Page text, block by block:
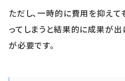
ただし、一時的に費用を抑えて
ってしまうと結果的に成果が出
が必要です。